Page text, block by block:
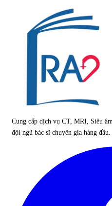
Cung cấp dịch vụ CT, MRI, Siêu
đội ngũ bác sĩ chuyên gia hàng đầu.